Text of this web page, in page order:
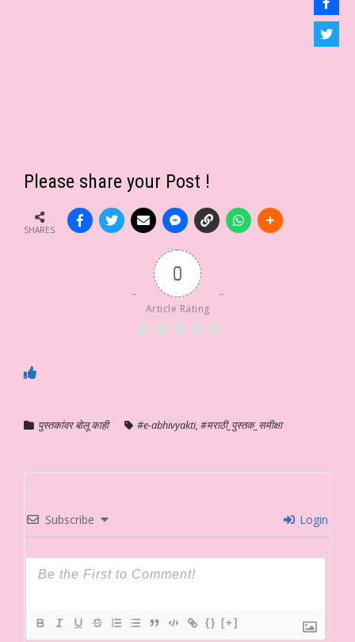
Please share your Post !
SHARES
0
Article Rating
पुस्तकांवर बोलू काही #e-abhivyakti, #मराठी_पुस्तक_समीक्षा
Subscribe Login
{} [+]